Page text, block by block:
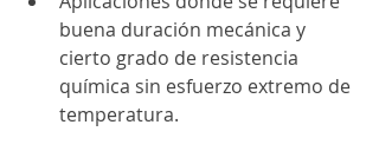
buena duración mecánica y
cierto grado de resistencia
química sin esfuerzo extremo de
temperatura.